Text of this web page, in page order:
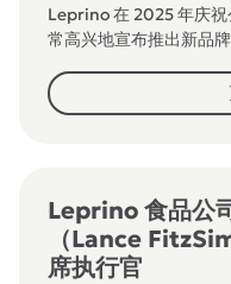
Leprino 在 2025 年庆祝
常高兴地宣布推出新品
Leprino 食品公
（Lance
席执行官